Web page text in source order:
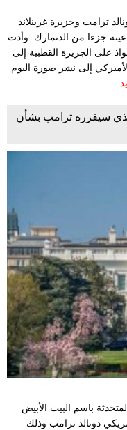
ترامب وجزيرة غرينلاند
جزءا من الدنمارك. وأدت
على الجزيرة القطبية إلى
إلى نشر صورة اليوم
الذي سيقرره ترامب بشأن
باسم البيت الأبيض
دونالد ترامب وذلك